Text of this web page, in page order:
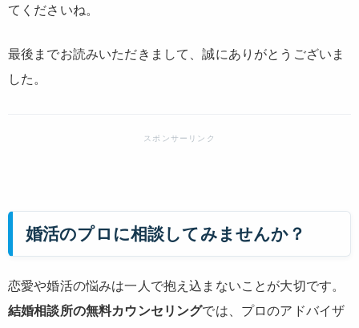
てくださいね。
最後までお読みいただきまして、誠にありがとうございま
した。
婚活のプロに相談してみませんか？
恋愛や婚活の悩みは一人で抱え込まないことが大切です。
結婚相談所の無料カウンセリングでは、プロのアドバイザ